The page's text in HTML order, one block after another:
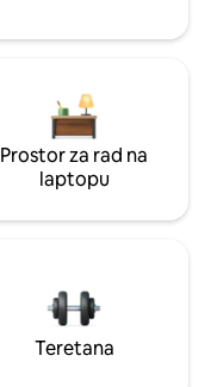
Prostor za rad na
laptopu
Teretana